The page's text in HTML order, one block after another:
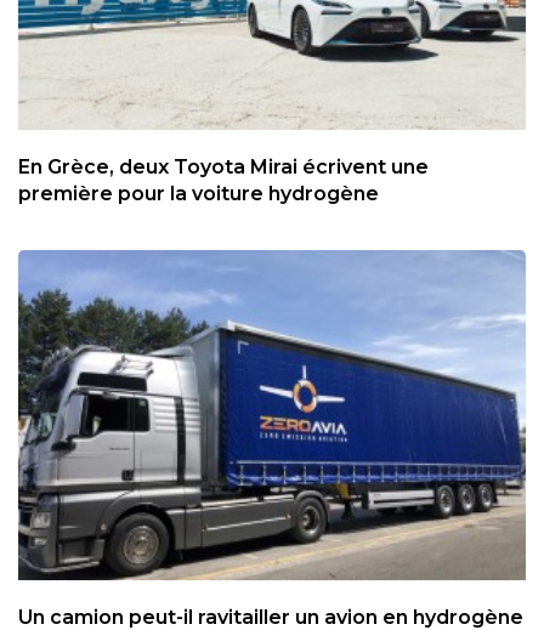
En Grèce, deux Toyota Mirai écrivent une
première pour la voiture hydrogène
Un camion peut-il ravitailler un avion en hydrogène